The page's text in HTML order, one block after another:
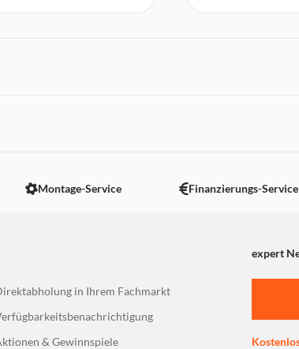
Montage-Service Finanzierungs-Service
expert
in Ihrem Fachmarkt
& Gewinnspiele